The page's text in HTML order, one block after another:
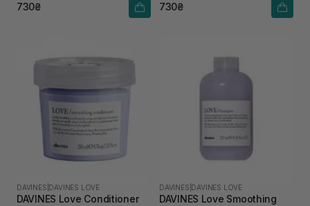
730₴ 730₴
DAVINES DAVINES LOVE
DAVINES Love Conditioner
DAVINES DAVINES LOVE
DAVINES Love Smoothing